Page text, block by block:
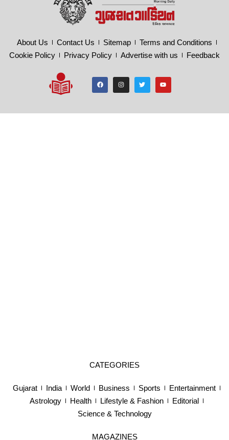
About Us Contact Us Sitemap
Terms and Conditions
Cookie Policy
Privacy Policy Advertise with us Feedback
CATEGORIES
Gujarat India World Business Sports
Entertainment
Astrology
Health Lifestyle & Fashion
Editorial
Science & Technology
MAGAZINES